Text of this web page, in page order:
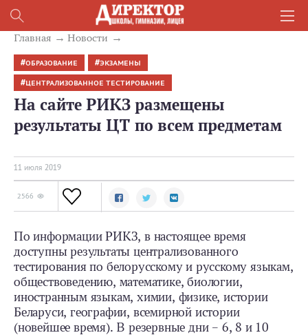
Главная Новости
ОБРАЗОВАНИЕ ЭКЗАМЕНЫ
ЦЕНТРАЛИЗОВАННОЕ ТЕСТИРОВАНИЕ
На сайте РИКЗ размещены
результаты ЦТ по всем предметам
11 июля 2019
2566
По информации РИКЗ, в настоящее время
доступны результаты централизованного
тестирования по белорусскому и русскому языкам,
обществоведению, математике, биологии,
иностранным языкам, химии, физике, истории
Беларуси, географии, всемирной истории
(новейшее время). В резервные дни – 6, 8 и 10